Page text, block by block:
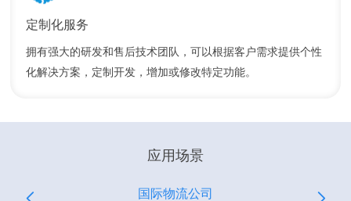
定制化服务
拥有强大的研发和售后技术团队，可以根据客户需求提供个性
化解决方案，定制开发，增加或修改特定功能。
应用场景
国际物流公司